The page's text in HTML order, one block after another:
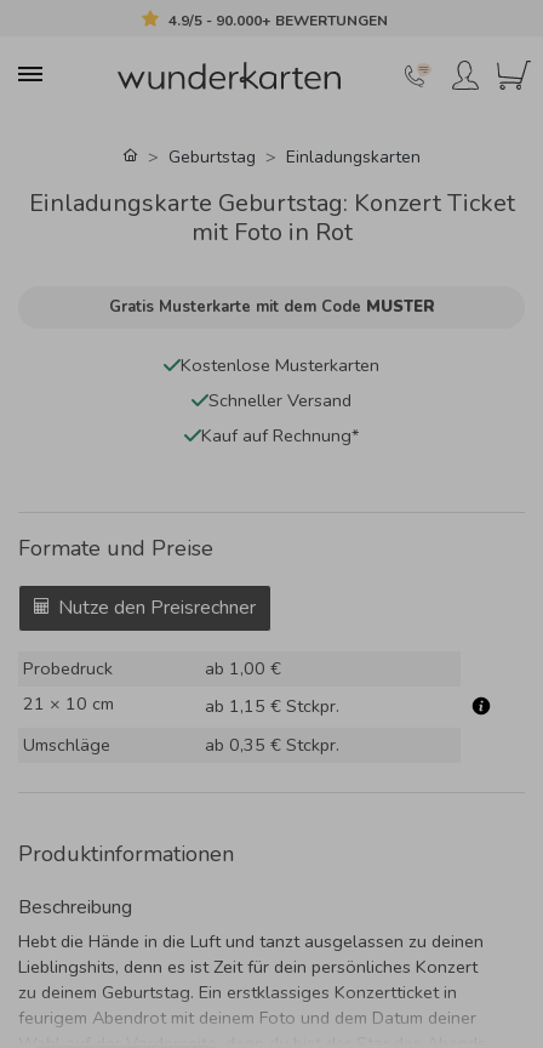
4.9/5 - 90.000+ BEWERTUNGEN
Geburtstag Einladungskarten
Einladungskarte Geburtstag: Konzert Ticket
mit Foto in Rot
Gratis Musterkarte mit dem Code MUSTER
Kostenlose Musterkarten
Schneller Versand
Kauf auf Rechnung*
Formate und Preise
Nutze den Preisrechner
Probedruck
ab 1,00 €
21 × 10 cm
ab 1,15 € Stckpr.
Umschläge
ab 0,35 € Stckpr.
Produktinformationen
Beschreibung
Hebt die Hände in die Luft und tanzt ausgelassen zu deinen
Lieblingshits, denn es ist Zeit für dein persönliches Konzert
zu deinem Geburtstag. Ein erstklassiges Konzertticket in
feurigem Abendrot mit deinem Foto und dem Datum deiner